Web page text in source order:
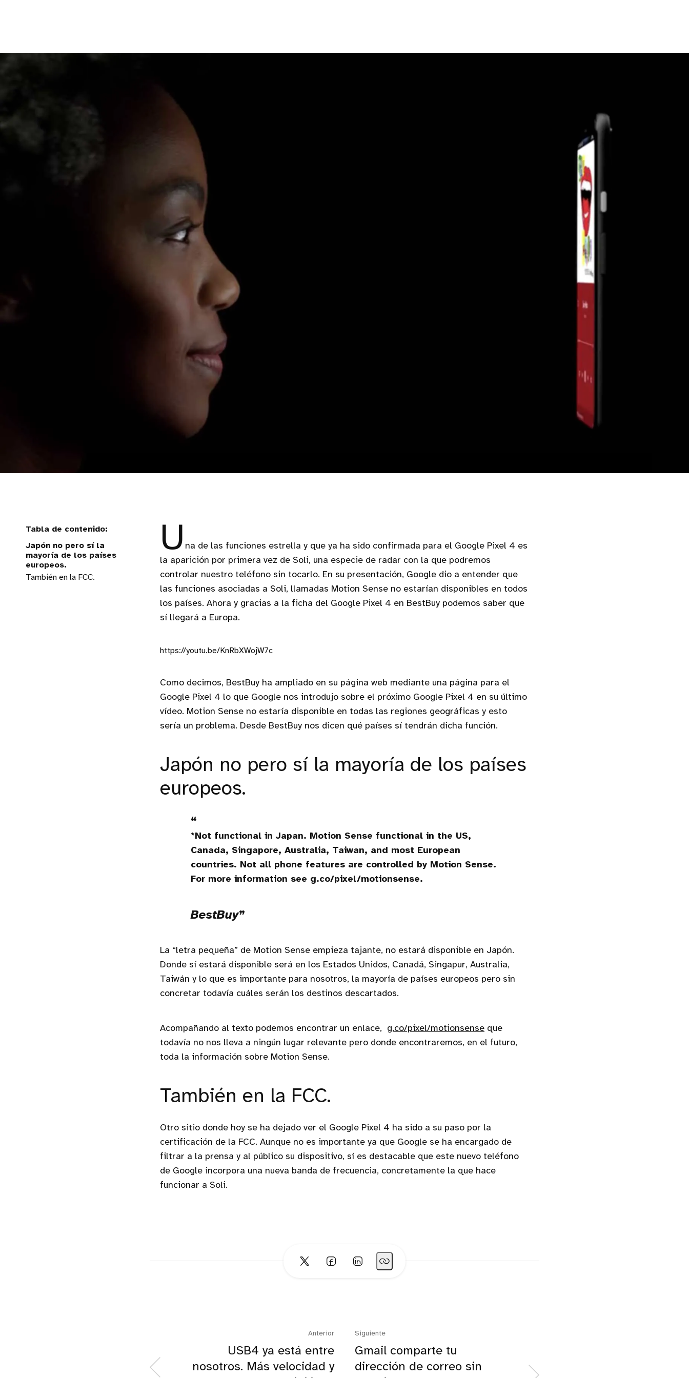
Japón no pero sí la
mayoría de los países
europeos.
También en la FCC.
U na de las funciones estrella y que ya ha sido confirmada para el Google Pixel 4 es
la aparición por primera vez de Soli, una especie de radar con la que podremos
controlar nuestro teléfono sin tocarlo. En su presentación, Google dio a entender que
las funciones asociadas a Soli, llamadas Motion Sense no estarían disponibles en todos
los países. Ahora y gracias a la ficha del Google Pixel 4 en BestBuy podemos saber que
sí llegará a Europa.
https://youtu.be/KnRbXWojW7c
Como decimos, BestBuy ha ampliado en su página web mediante una página para el
Google Pixel 4 lo que Google nos introdujo sobre el próximo Google Pixel 4 en su último
vídeo. Motion Sense no estaría disponible en todas las regiones geográficas y esto
sería un problema. Desde BestBuy nos dicen qué países sí tendrán dicha función.
Japón no pero sí la mayoría de los países
europeos.
*Not functional in Japan. Motion Sense functional in the US,
Canada, Singapore, Australia, Taiwan, and most European
countries. Not all phone features are controlled by Motion Sense.
For more information see g.co/pixel/motionsense.
BestBuy
La “letra pequeña” de Motion Sense empieza tajante, no estará disponible en Japón.
Donde sí estará disponible será en los Estados Unidos, Canadá, Singapur, Australia,
Taiwán y lo que es importante para nosotros, la mayoría de países europeos pero sin
concretar todavía cuáles serán los destinos descartados.
Acompañando al texto podemos encontrar un enlace, g.co/pixel/motionsense que
todavía no nos lleva a ningún lugar relevante pero donde encontraremos, en el futuro,
toda la información sobre Motion Sense.
También en la FCC.
Otro sitio donde hoy se ha dejado ver el Google Pixel 4 ha sido a su paso por la
certificación de la FCC. Aunque no es importante ya que Google se ha encargado de
filtrar a la prensa y al público su dispositivo, sí es destacable que este nuevo teléfono
de Google incorpora una nueva banda de frecuencia, concretamente la que hace
funcionar a Soli.
Siguiente
Gmail comparte tu
dirección de correo sin
Anterior
USB4 ya está entre
nosotros. Más velocidad y